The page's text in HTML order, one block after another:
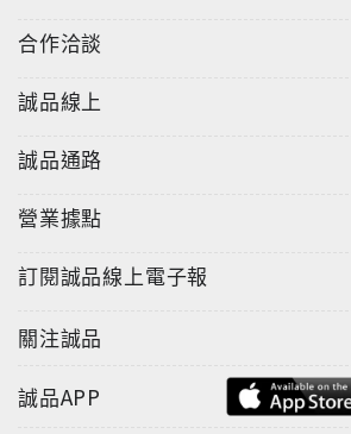
合作洽談
誠品線上
誠品通路
營業據點
訂閱誠品線上電子報
關注誠品
誠品APP